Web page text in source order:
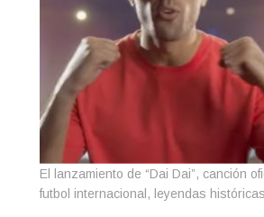
El lanzamiento de “Dai Dai”, canción
futbol internacional, leyendas